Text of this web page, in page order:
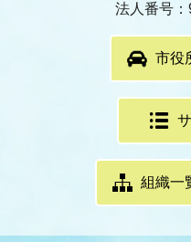
法人番号
市役
組織一